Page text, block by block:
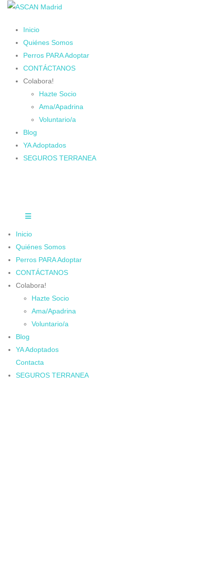
Inicio
Quiénes Somos
Perros PARA Adoptar
CONTÁCTANOS
Colabora!
Hazte Socio
Ama/Apadrina
Voluntario/a
Blog
YA Adoptados
SEGUROS TERRANEA
Inicio
Quiénes Somos
Perros PARA Adoptar
CONTÁCTANOS
Colabora!
Hazte Socio
Ama/Apadrina
Voluntario/a
Blog
YA Adoptados
Contacta
SEGUROS TERRANEA